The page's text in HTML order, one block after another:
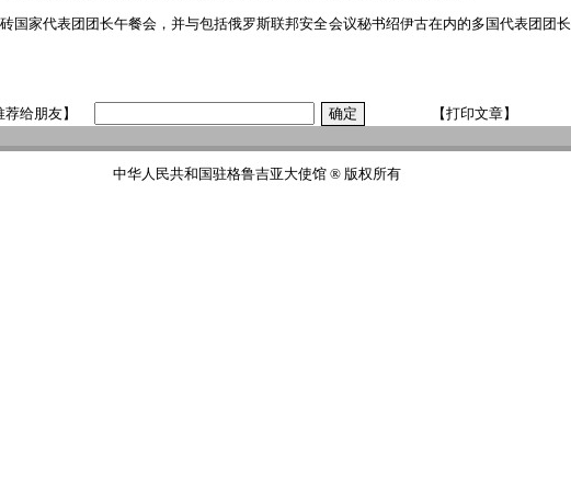
国家代表团团长午餐会，并与包括俄罗斯联邦安全会议秘书绍伊古在内的多国代表团团
荐给朋友】 【打印文章】
中华人民共和国驻格鲁吉亚大使馆 ® 版权所有